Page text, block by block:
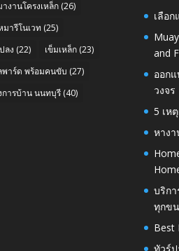
างานโครงเหล็ก (26)
มารีโนเวท (25)
ลง (22) เข็มเหล็ก (23)
พาร์ด พร้อมคนขับ (27)
การบ้าน นนทบุรี (40)
เลือ
and
ออก
วงจร
5 เห
หาง
บริก
ทุกข
Best